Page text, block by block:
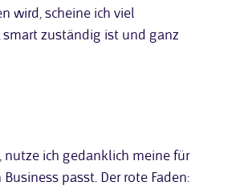
wird, scheine ich viel
zuständig ist und ganz
nutze ich gedanklich meine für
passt. Der rote Faden: